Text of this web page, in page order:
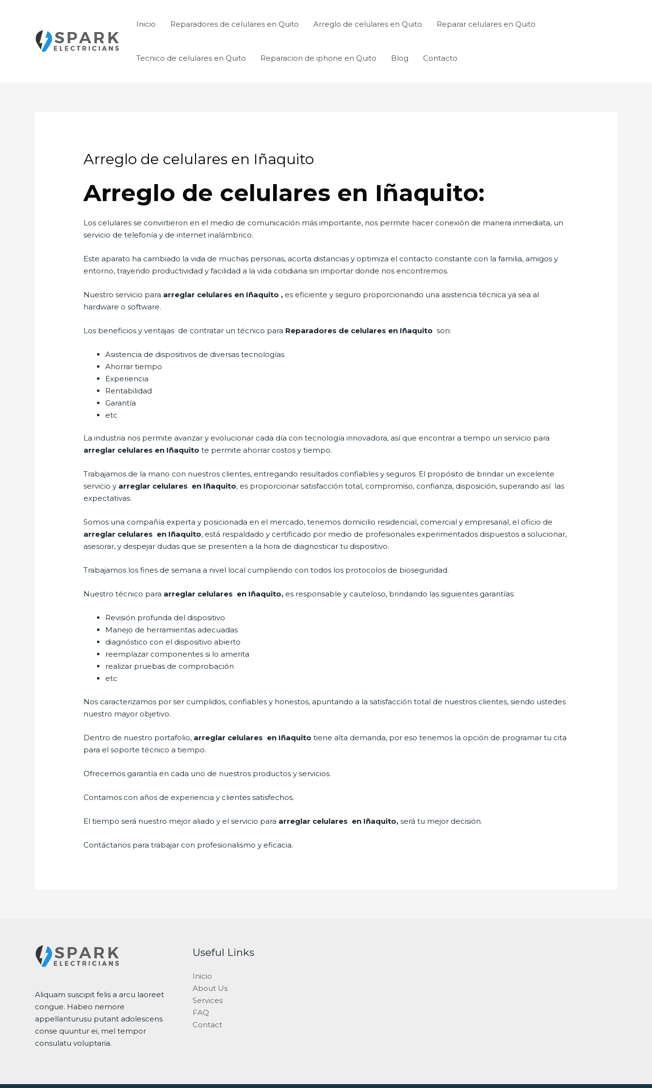
Inicio Reparadores de celulares en Quito Arreglo de celulares en Quito Reparar celulares en Quito
Tecnico de celulares en Quito Reparacion de iphone en Quito Blog Contacto
Arreglo de celulares en Iñaquito
Arreglo de celulares en Iñaquito:
Los celulares se convirtieron en el medio de comunicación más importante, nos permite hacer conexión de manera inmediata, un
servicio de telefonía y de internet inalámbrico.
Este aparato ha cambiado la vida de muchas personas, acorta distancias y optimiza el contacto constante con la familia, amigos y
entorno, trayendo productividad y facilidad a la vida cotidiana sin importar donde nos encontremos.
Nuestro servicio para arreglar celulares en Iñaquito , es eficiente y seguro proporcionando una asistencia técnica ya sea al
hardware o software.
Los beneficios y ventajas de contratar un técnico para Reparadores de celulares en Iñaquitoson:
Asistencia de dispositivos de diversas tecnologías
Ahorrar tiempo
Experiencia
Rentabilidad
Garantía
etc
La industria nos permite avanzar y evolucionar cada día con tecnología innovadora, así que encontrar a tiempo un servicio para
arreglar celulares en Iñaquito te permite ahorrar costos y tiempo.
Trabajamos de la mano con nuestros clientes, entregando resultados confiables y seguros. El propósito de brindar un excelente
servicio y arreglar celulares en Iñaquito, es proporcionar satisfacción total, compromiso, confianza, disposición, superando así las
expectativas.
Somos una compañía experta y posicionada en el mercado, tenemos domicilio residencial, comercial y empresarial, el oficio de
arreglar celulares en Iñaquito, está respaldado y certificado por medio de profesionales experimentados dispuestos a solucionar,
asesorar, y despejar dudas que se presenten a la hora de diagnosticar tu dispositivo.
Trabajamos los fines de semana a nivel local cumpliendo con todos los protocolos de bioseguridad.
Nuestro técnico para arreglar celulares en Iñaquito, es responsable y cauteloso, brindando las siguientes garantías:
Revisión profunda del dispositivo
Manejo de herramientas adecuadas
diagnóstico con el dispositivo abierto
reemplazar componentes si lo amerita
realizar pruebas de comprobación
etc
Nos caracterizamos por ser cumplidos, confiables y honestos, apuntando a la satisfacción total de nuestros clientes, siendo ustedes
nuestro mayor objetivo.
Dentro de nuestro portafolio, arreglar celulares en Iñaquito tiene alta demanda, por eso tenemos la opción de programar tu cita
para el soporte técnico a tiempo.
Ofrecemos garantía en cada uno de nuestros productos y servicios.
Contamos con años de experiencia y clientes satisfechos.
El tiempo será nuestro mejor aliado y el servicio para arreglar celulares en Iñaquito,será tu mejor decisión.
Contáctanos para trabajar con profesionalismo y eficacia.
Aliquam suscipit felis a arcu laoreet
congue. Habeo nemore
appellanturusu putant adolescens
conse quuntur ei, mel tempor
consulatu voluptaria.
Useful Links
Inicio
About Us
Services
FAQ
Contact